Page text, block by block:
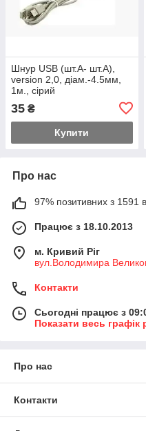
Шнур USB (шт.A- шт.А),
version 2,0, діам.-4.5мм,
1м., сірий
35 ₴
Купити
Про нас
97% позитивних з 1591
Працює з 18.10.2013
м. Кривий Ріг
вул.Володимира
Контакти
Сьогодні працює з
Показати весь графік
Про нас
Контакти